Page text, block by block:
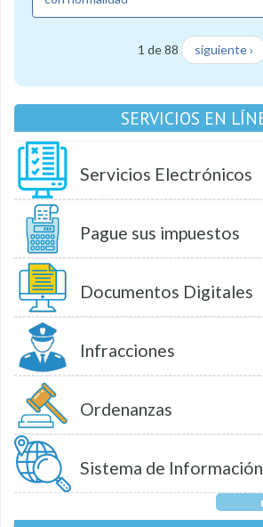
1 de 88 siguiente ›
SERVICIOS EN
Servicios Electrónicos
Pague sus impuestos
Documentos Digitales
Infracciones
Ordenanzas
Sistema de